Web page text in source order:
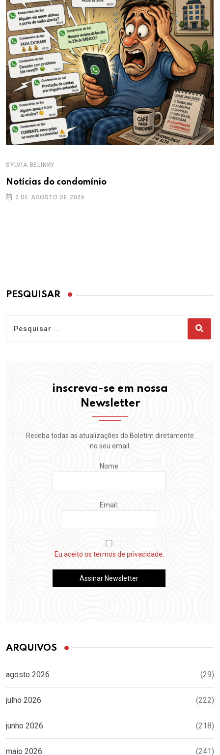
SYLVIA BELINKY
Notícias do condomínio
2 DE AGOSTO DE 2026
PESQUISAR
inscreva-se em nossa
Newsletter
Receba todas as atualizações do Boletim diretamente
no seu email.
Nome
Email:
Eu aceito os termos de privacidade.
ARQUIVOS
agosto 2026 (29)
julho 2026 (222)
junho 2026 (218)
maio 2026 (241)